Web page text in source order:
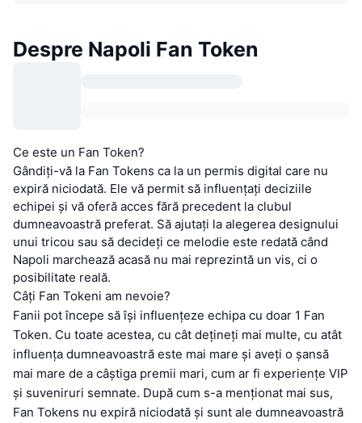
Despre Napoli Fan Token
Ce este un Fan Token?
Gândiți-vă la Fan Tokens ca la un permis digital care nu
expiră niciodată. Ele vă permit să influențați deciziile
echipei și vă oferă acces fără precedent la clubul
dumneavoastră preferat. Să ajutați la alegerea designului
unui tricou sau să decideți ce melodie este redată când
Napoli marchează acasă nu mai reprezintă un vis, ci o
posibilitate reală.
Câți Fan Tokeni am nevoie?
Fanii pot începe să își influențeze echipa cu doar 1 Fan
Token. Cu toate acestea, cu cât dețineți mai multe, cu atât
influența dumneavoastră este mai mare și aveți o șansă
mai mare de a câștiga premii mari, cum ar fi experiențe VIP
și suveniruri semnate. După cum s-a menționat mai sus,
Fan Tokens nu expiră niciodată și sunt ale dumneavoastră